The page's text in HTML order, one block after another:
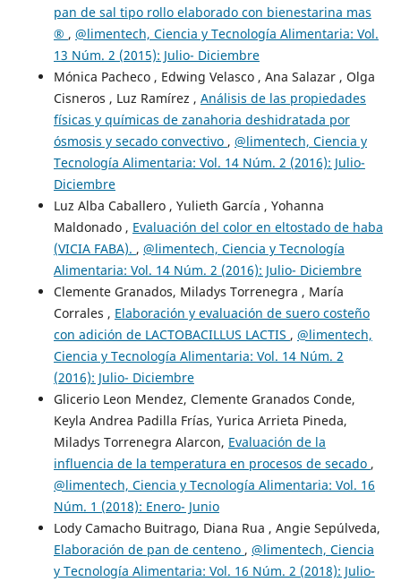
pan de sal tipo rollo elaborado con bienestarina mas
® , @limentech, Ciencia y Tecnología Alimentaria: Vol.
13 Núm. 2 (2015): Julio- Diciembre
Mónica Pacheco , Edwing Velasco , Ana Salazar , Olga
Cisneros , Luz Ramírez , Análisis de las propiedades
físicas y químicas de zanahoria deshidratada por
ósmosis y secado convectivo , @limentech, Ciencia y
Tecnología Alimentaria: Vol. 14 Núm. 2 (2016): Julio-
Diciembre
Luz Alba Caballero , Yulieth García , Yohanna
Maldonado , Evaluación del color en eltostado de haba
(VICIA FABA). , @limentech, Ciencia y Tecnología
Alimentaria: Vol. 14 Núm. 2 (2016): Julio- Diciembre
Clemente Granados, Miladys Torrenegra , María
Corrales , Elaboración y evaluación de suero costeño
con adición de LACTOBACILLUS LACTIS , @limentech,
Ciencia y Tecnología Alimentaria: Vol. 14 Núm. 2
(2016): Julio- Diciembre
Glicerio Leon Mendez, Clemente Granados Conde,
Keyla Andrea Padilla Frías, Yurica Arrieta Pineda,
Miladys Torrenegra Alarcon, Evaluación de la
influencia de la temperatura en procesos de secado ,
@limentech, Ciencia y Tecnología Alimentaria: Vol. 16
Núm. 1 (2018): Enero- Junio
Lody Camacho Buitrago, Diana Rua , Angie Sepúlveda,
Elaboración de pan de centeno , @limentech, Ciencia
y Tecnología Alimentaria: Vol. 16 Núm. 2 (2018): Julio-